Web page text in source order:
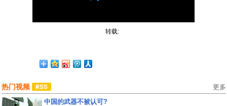
转载:
热门视频 更多
中国的武器不被认可?